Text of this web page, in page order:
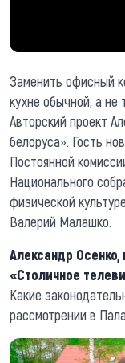
Заменить офисный
кухне обычной, а не
Авторский проект
белоруса». Гость
Постоянной
Национального
физической
Валерий Малашко.
Александр
«Столичное
Какие
рассмотрении в